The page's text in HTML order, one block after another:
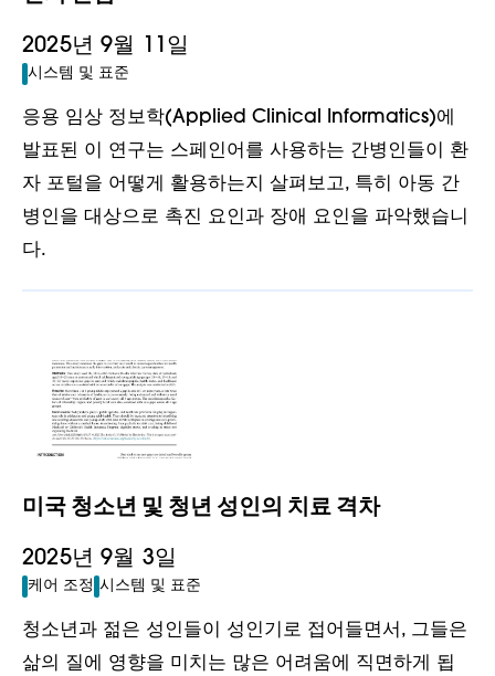
2025년 9월 11일
시스템 및 표준
응용 임상 정보학(Applied Clinical Informatics)에
발표된 이 연구는 스페인어를 사용하는 간병인들이 환
자 포털을 어떻게 활용하는지 살펴보고, 특히 아동 간
병인을 대상으로 촉진 요인과 장애 요인을 파악했습니
다.
미국 청소년 및 청년 성인의 치료 격차
2025년 9월 3일
케어 조정 시스템 및 표준
청소년과 젊은 성인들이 성인기로 접어들면서, 그들은
삶의 질에 영향을 미치는 많은 어려움에 직면하게 됩